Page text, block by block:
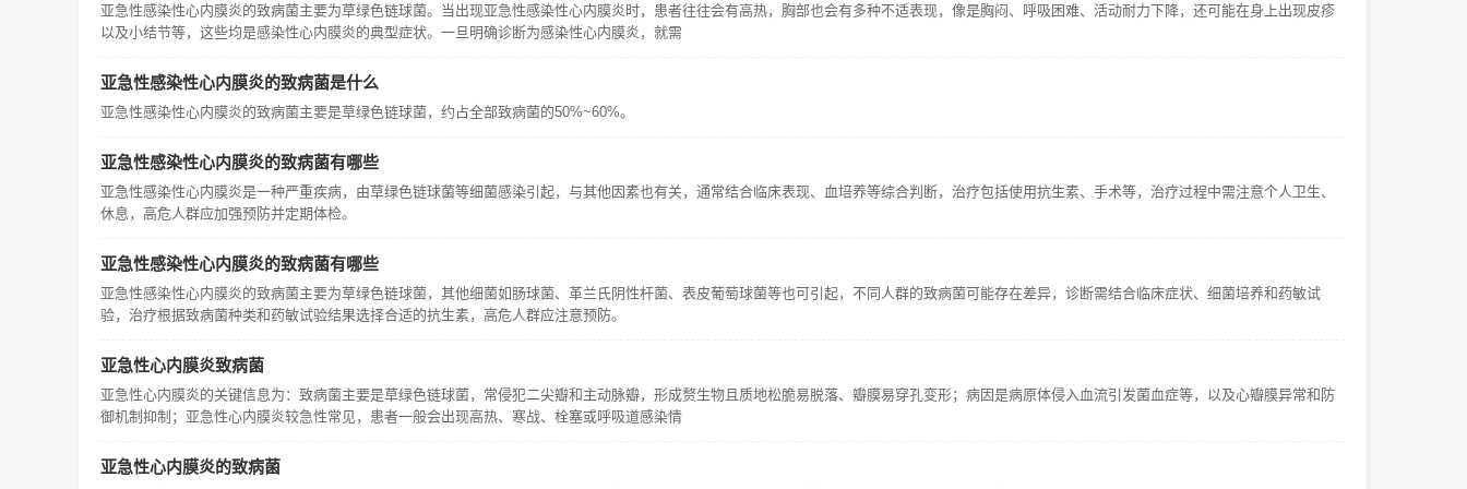
亚急性感染性心内膜炎的致病菌主要为草绿色链球菌。当出现亚急性感染性心内膜炎时，患者往往会有高热，胸部也会有多种不适表现，像是胸闷、呼吸困难、活动耐力下降，还可能在身上出现皮疹
以及小结节等，这些均是感染性心内膜炎的典型症状。一旦明确诊断为感染性心内膜炎，就需
亚急性感染性心内膜炎的致病菌是什么
亚急性感染性心内膜炎的致病菌主要是草绿色链球菌，约占全部致病菌的50%~60%。
亚急性感染性心内膜炎的致病菌有哪些
亚急性感染性心内膜炎是一种严重疾病，由草绿色链球菌等细菌感染引起，与其他因素也有关，通常结合临床表现、血培养等综合判断，治疗包括使用抗生素、手术等，治疗过程中需注意个人卫生、
休息，高危人群应加强预防并定期体检。
亚急性感染性心内膜炎的致病菌有哪些
亚急性感染性心内膜炎的致病菌主要为草绿色链球菌，其他细菌如肠球菌、革兰氏阴性杆菌、表皮葡萄球菌等也可引起，不同人群的致病菌可能存在差异，诊断需结合临床症状、细菌培养和药敏试
验，治疗根据致病菌种类和药敏试验结果选择合适的抗生素，高危人群应注意预防。
亚急性心内膜炎致病菌
亚急性心内膜炎的关键信息为：致病菌主要是草绿色链球菌，常侵犯二尖瓣和主动脉瓣，形成赘生物且质地松脆易脱落、瓣膜易穿孔变形；病因是病原体侵入血流引发菌血症等，以及心瓣膜异常和防
御机制抑制；亚急性心内膜炎较急性常见，患者一般会出现高热、寒战、栓塞或呼吸道感染情
亚急性心内膜炎的致病菌